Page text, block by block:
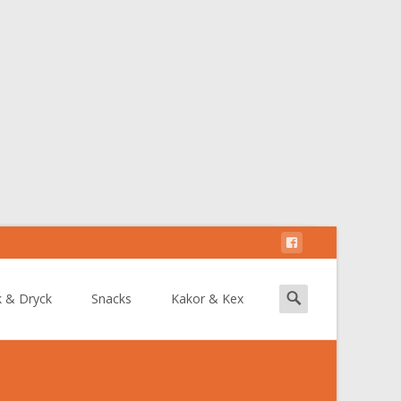
& Dryck Snacks Kakor & Kex
Search
for: